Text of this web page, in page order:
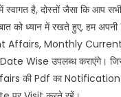
में स्वागत है, दोस्तों जैसा कि आप
को ध्यान में रखते हुए, हम
Affairs, Monthly
Wise उपलब्ध कराएंगे।
की Pdf का